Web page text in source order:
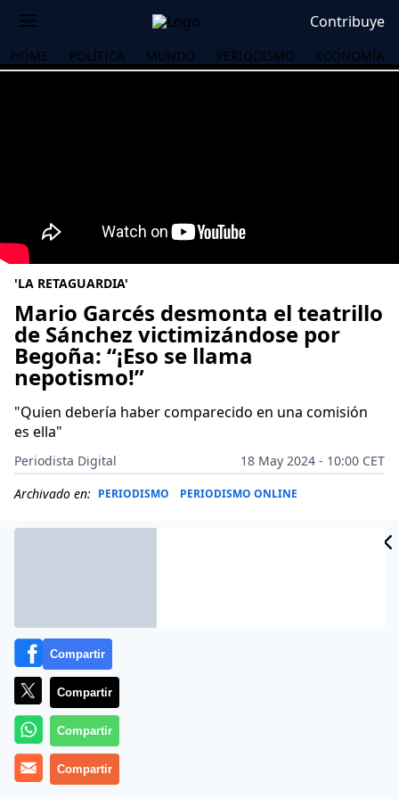
Contribuye
HOME POLÍTICA MUNDO PERIODISMO ECONOMÍA
'LA RETAGUARDIA'
Mario Garcés desmonta el teatrillo
de Sánchez victimizándose por
Begoña: “¡Eso se llama
nepotismo!”
"Quien debería haber comparecido en una comisión
es ella"
Periodista Digital
18 May 2024 - 10:00 CET
Archivado en: PERIODISMO PERIODISMO ONLINE
Más información
Compartir
Compartir
Compartir
Compartir